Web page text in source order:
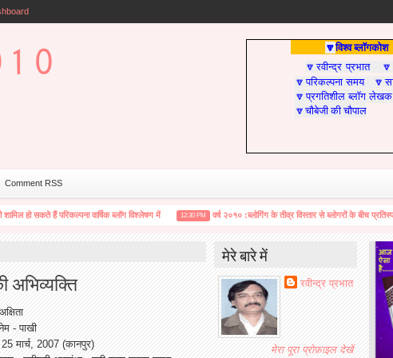
🔽विश्व ब्लॉगकोश
🔽रवीन्द्र प्रभात 🔽
🔽परिकल्पना समय 🔽
🔽प्रगतिशील ब्लॉग
🔽चौबेजी की चौपाल
Comment RSS
सकते हैं परिकल्पना वार्षिक ब्लॉग विश्लेषण में 12:30 PM वर्ष २०१० :ब्लोगिंग के तीव्र विस्तार से ब्लोगरों के बीच प्रतिस्पर्धात्मक
अभिव्यक्ति
- पाखी
मार्च, 2007 (कानपुर)
मेरे बारे में
रवीन्द्र प्रभात
मेरा पूरा प्रोफ़ाइल देखें